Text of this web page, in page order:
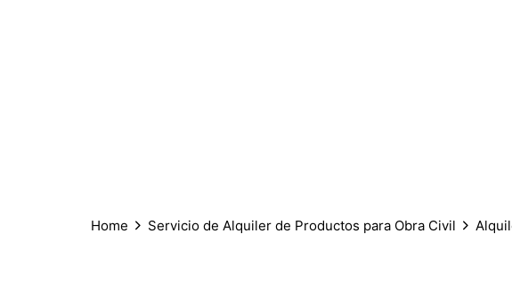
Home Servicio de Alquiler de Productos para Obra Civil